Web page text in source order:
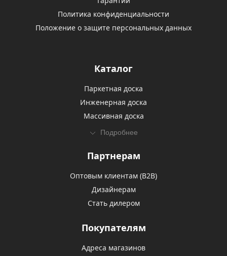
Политика конфиденциальности
Положение о защите персональных данных
Каталог
Паркетная доска
Инженерная доска
Массивная доска
Подробнее
Партнерам
Оптовым клиентам (В2В)
Дизайнерам
Стать дилером
Покупателям
Адреса магазинов